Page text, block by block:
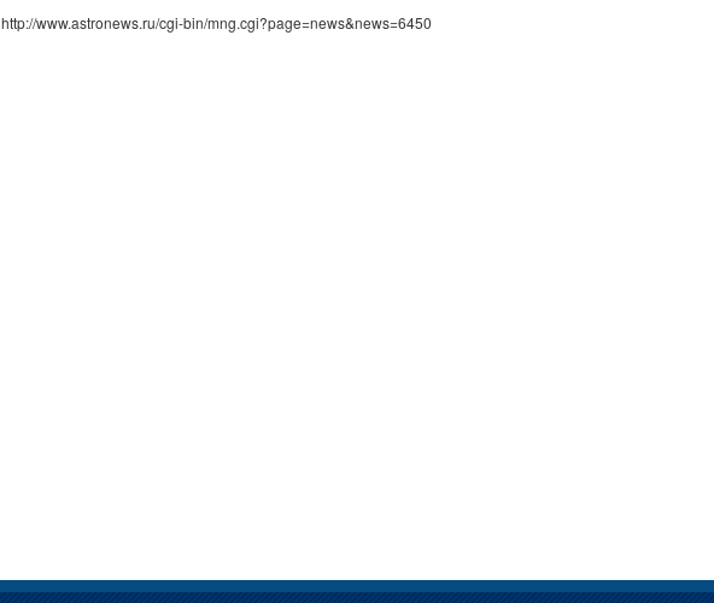
http://www.astronews.ru/cgi-bin/mng.cgi?page=news&news=6450